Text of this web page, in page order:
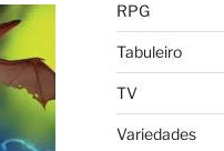
RPG
Tabuleiro
TV
Variedades